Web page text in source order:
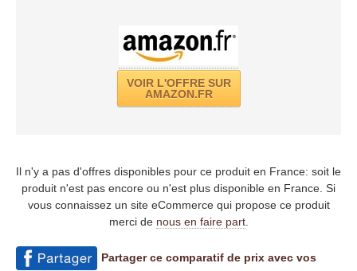
VOIR L'OFFRE SUR
AMAZON.FR
Il n'y a pas d'offres disponibles pour ce produit en France: soit le
produit n'est pas encore ou n'est plus disponible en France. Si
vous connaissez un site eCommerce qui propose ce produit
merci de nous en faire part.
Partager ce comparatif de prix avec vos